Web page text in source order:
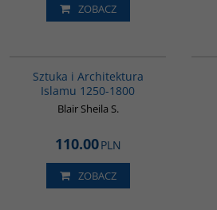
ZOBACZ
Sztuka i Architektura
Islamu 1250-1800
Blair Sheila S.
110.00PLN
ZOBACZ